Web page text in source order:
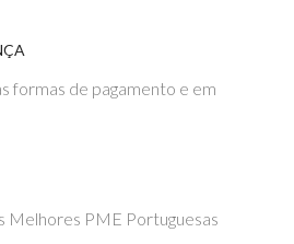
formas de pagamento e em
Melhores PME Portuguesas